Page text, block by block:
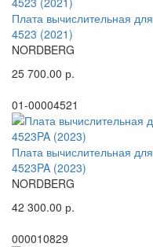
Плата вычислительная для
4523 (2021)
NORDBERG
25 700.00 р.
01-00004521
Плата вычислительная для
4523PA (2023)
NORDBERG
42 300.00 р.
000010829